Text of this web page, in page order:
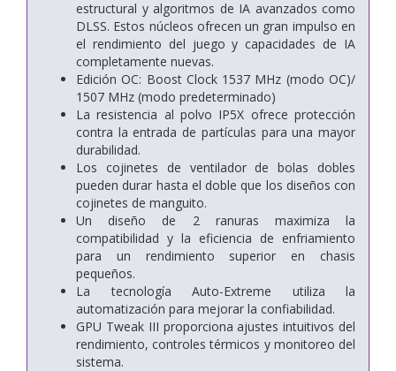
estructural y algoritmos de IA avanzados como
DLSS. Estos núcleos ofrecen un gran impulso en
el rendimiento del juego y capacidades de IA
completamente nuevas.
Edición OC: Boost Clock 1537 MHz (modo OC)/
1507 MHz (modo predeterminado)
La resistencia al polvo IP5X ofrece protección
contra la entrada de partículas para una mayor
durabilidad.
Los cojinetes de ventilador de bolas dobles
pueden durar hasta el doble que los diseños con
cojinetes de manguito.
Un diseño de 2 ranuras maximiza la
compatibilidad y la eficiencia de enfriamiento
para un rendimiento superior en chasis
pequeños.
La tecnología Auto-Extreme utiliza la
automatización para mejorar la confiabilidad.
GPU Tweak III proporciona ajustes intuitivos del
rendimiento, controles térmicos y monitoreo del
sistema.